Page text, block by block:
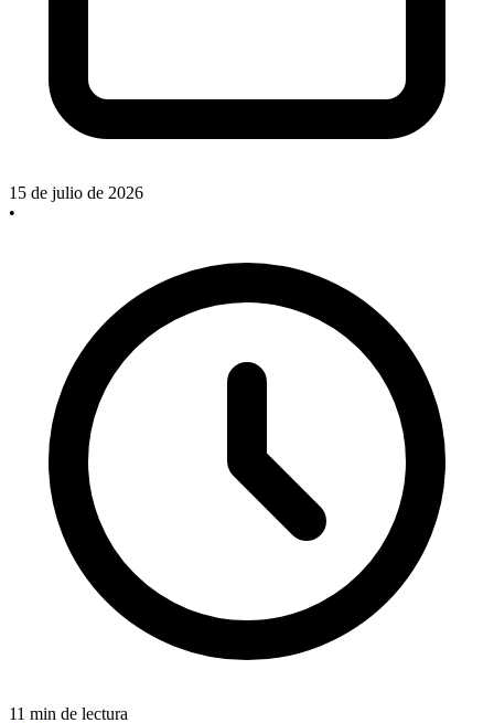
15 de julio de 2026
•
11 min de lectura